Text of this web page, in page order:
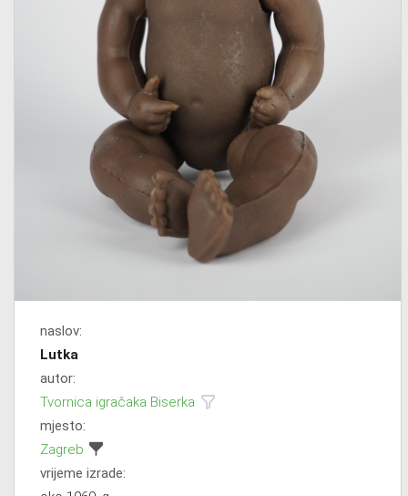
naslov:
Lutka
autor:
Tvornica igračaka Biserka
mjesto:
Zagreb
vrijeme izrade: